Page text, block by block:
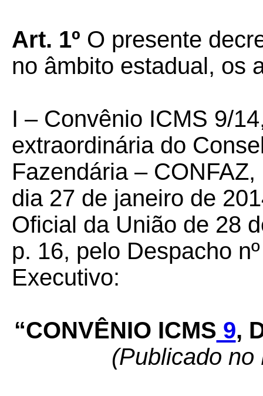
Art. 1º O presente
no âmbito estadual, os
I – Convênio ICMS 9/
extraordinária do
Fazendária –
dia 27 de janeiro de
Oficial da União de 28
p. 16, pelo Despacho
Executivo:
“CONVÊNIO ICMS 9,
(Publicado no